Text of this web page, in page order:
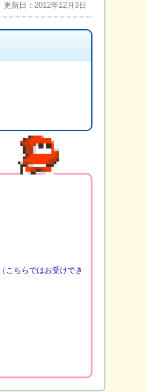
更新日：2012年12月3日
こちらではお受けでき